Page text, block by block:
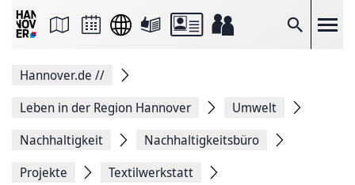
Suche
Seite
Facebook
teilen
Seitenlink
Seite
Hannover.de //
Leben in der Region Hannover
Umwelt
Nachhaltigkeit
Nachhaltigkeitsbüro
Projekte
Textilwerkstatt